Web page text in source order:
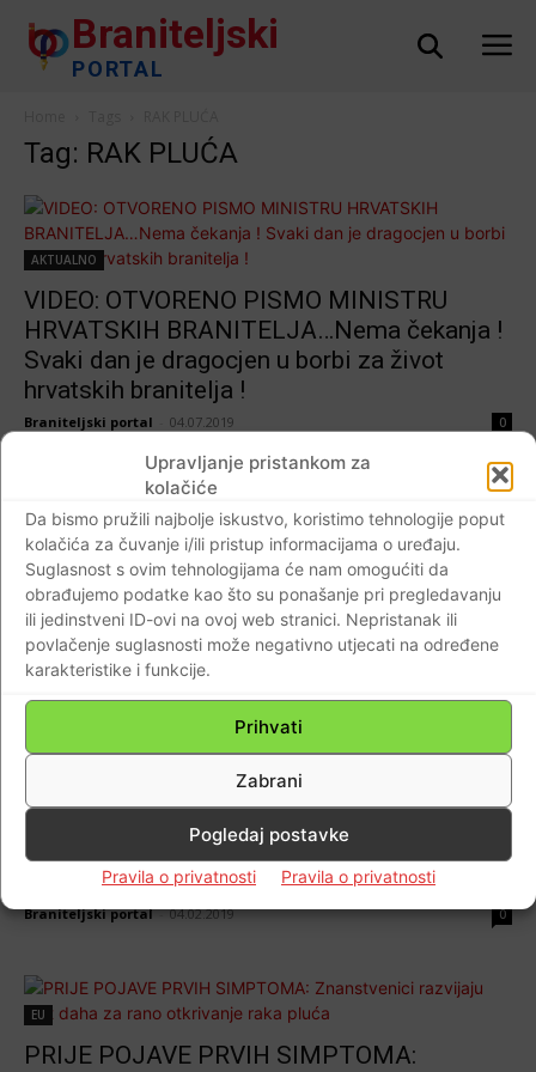
Upravljanje pristankom za
kolačiće
Da bismo pružili najbolje iskustvo, koristimo tehnologije poput
kolačića za čuvanje i/ili pristup informacijama o uređaju.
Suglasnost s ovim tehnologijama će nam omogućiti da
obrađujemo podatke kao što su ponašanje pri pregledavanju
ili jedinstveni ID-ovi na ovoj web stranici. Nepristanak ili
povlačenje suglasnosti može negativno utjecati na određene
karakteristike i funkcije.
Prihvati
Zabrani
Pogledaj postavke
Pravila o privatnosti Pravila o privatnosti
Braniteljski
PORTAL
Tag: RAK PLUĆA
AKTUALNO
VIDEO: OTVORENO PISMO MINISTRU
HRVATSKIH BRANITELJA…Nema čekanja !
Svaki dan je dragocjen u borbi za život
hrvatskih branitelja !
Braniteljski portal 04.07.2019 0
Domovina
BRANITELJI UPUTILI OTVORENO PISMO
MINISTRIMA MEDVEDU I KUJUNDŽIĆU!…
Mi smo svoje napravili u Hrvatskom
obrambenom Domovinskom ratu!
Braniteljski portal
Zanimljivosti
Na ovih 9 simptoma raka pluća i nepušači
trebaju obratiti pozornost…
Braniteljski portal - 04.02.2019 0
EU
PRIJE POJAVE PRVIH SIMPTOMA: